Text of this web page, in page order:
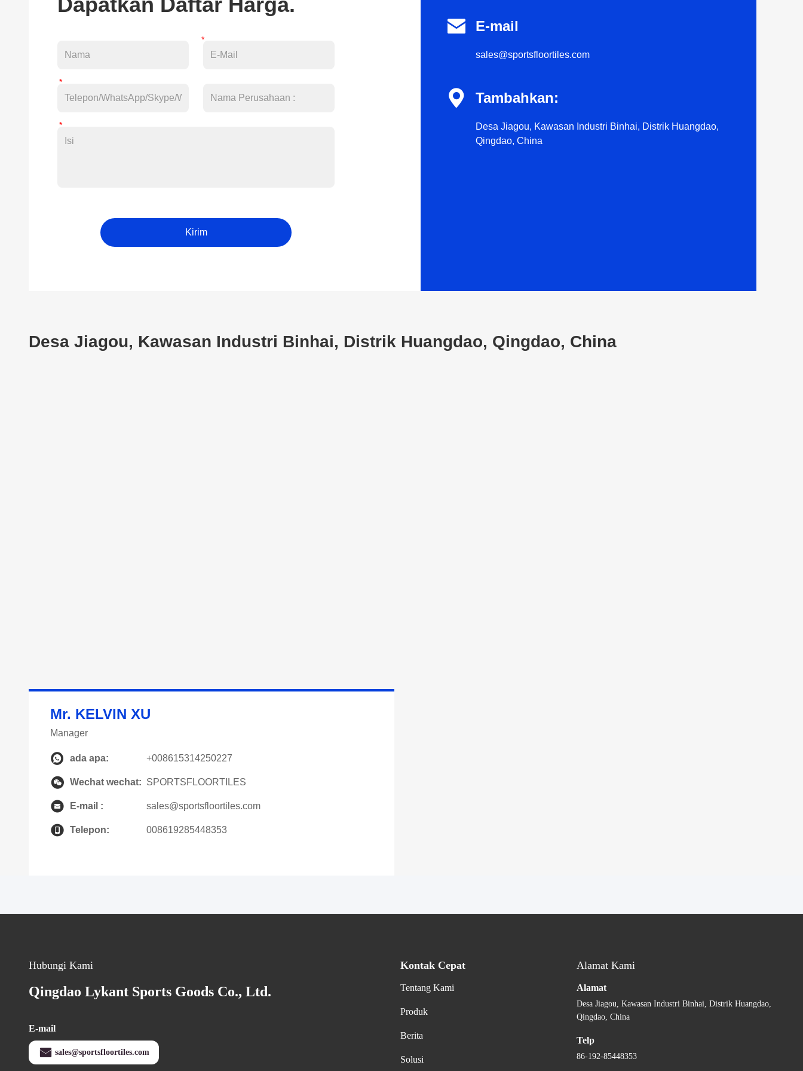
Kirim
 E-mail
sales@sportsfloortiles.com
 Tambahkan:
Desa Jiagou, Kawasan Industri Binhai, Distrik Huangdao,
Qingdao, China
Desa Jiagou, Kawasan Industri Binhai, Distrik Huangdao, Qingdao, China
Mr. KELVIN XU
Manager
ada apa: +008615314250227
Wechat wechat: SPORTSFLOORTILES
E-mail : sales@sportsfloortiles.com
Telepon: 008619285448353
Hubungi Kami
Qingdao Lykant Sports Goods Co., Ltd.
E-mail
sales@sportsfloortiles.com
Kontak Cepat
Tentang Kami
Produk
Berita
Solusi
Alamat Kami
Alamat
Desa Jiagou, Kawasan Industri Binhai, Distrik Huangdao,
Qingdao, China
Telp
86-192-85448353